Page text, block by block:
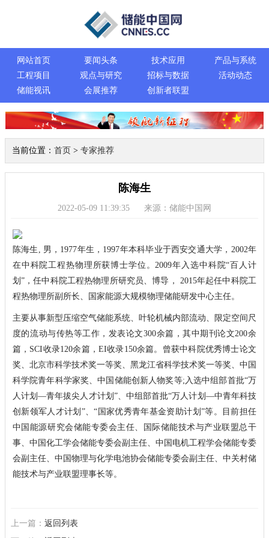
网站首页 要闻头条 技术应用
产品与系统
工程项目
观点与研究 招标与数据
活动动态
储能视讯
会展推荐 创新者联盟
当前位置： 首页> 专家推荐
陈海生
2022-05-09 11:39:35 来源：储能中国网
陈海生, 男，1977年生，1997年本科毕业于西安交通大学，2002年
在中科院工程热物理所获博士学位。2009年入选中科院“百人计
划”，任中科院工程热物理所研究员、博导， 2015年起任中科院工
程热物理所副所长、国家能源大规模物理储能研发中心主任。
主要从事新型压缩空气储能系统、叶轮机械内部流动、限定空间尺
度的流动与传热等工作，发表论文300余篇，其中期刊论文200余
篇，SCI收录120余篇，EI收录150余篇。曾获中科院优秀博士论文
奖、北京市科学技术奖一等奖、黑龙江省科学技术奖一等奖、中国
科学院青年科学家奖、中国储能创新人物奖等;入选中组部首批“万
人计划—青年拔尖人才计划”、中组部首批“万人计划—中青年科技
创新领军人才计划”、“国家优秀青年基金资助计划”等。目前担任
中国能源研究会储能专委会主任、国际储能技术与产业联盟总干
事、中国化工学会储能专委会副主任、中国电机工程学会储能专委
会副主任、中国物理与化学电池协会储能专委会副主任、中关村储
能技术与产业联盟理事长等。
上一篇： 返回列表